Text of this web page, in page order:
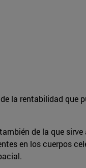
la rentabilidad que
de la que
en los cuerpos